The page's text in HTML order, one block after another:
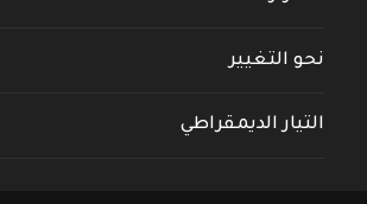
نحو التغيير
التيار الديمقراطي